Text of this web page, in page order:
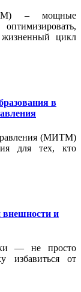
– мощные
жизненный цикл
в
(МИТМ)
для тех, кто
внешности и
— не просто
избавиться от